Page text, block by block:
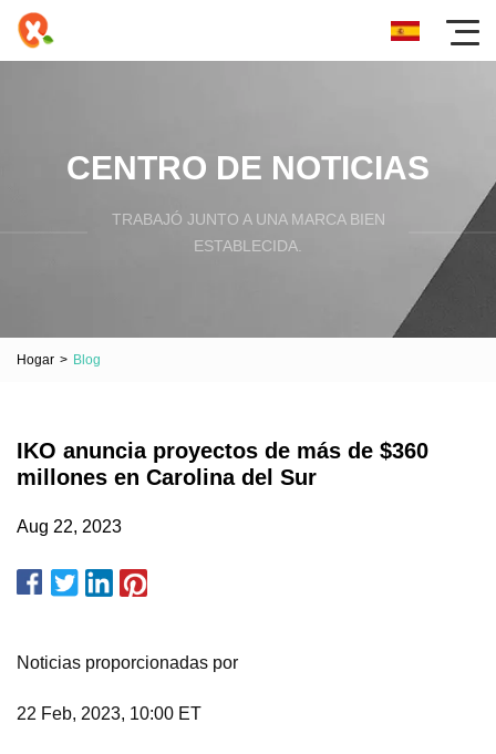
CENTRO DE NOTICIAS
TRABAJÓ JUNTO A UNA MARCA BIEN
ESTABLECIDA.
Hogar > Blog
IKO anuncia proyectos de más de $360
millones en Carolina del Sur
Aug 22, 2023
Noticias proporcionadas por
22 Feb, 2023, 10:00 ET